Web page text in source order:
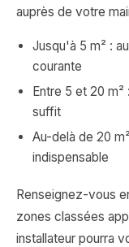
auprès de votre
Jusqu'à 5 m² :
courante
Entre 5 et 20
suffit
Au-delà de 20
indispensable
Renseignez-vous
zones classées
installateur pourra